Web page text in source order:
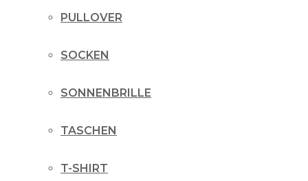
PULLOVER
SOCKEN
SONNENBRILLE
TASCHEN
T-SHIRT